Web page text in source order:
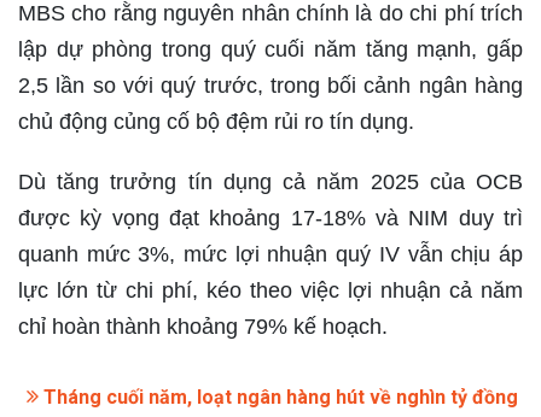
MBS cho rằng nguyên nhân chính là do chi phí trích
lập dự phòng trong quý cuối năm tăng mạnh, gấp
2,5 lần so với quý trước, trong bối cảnh ngân hàng
chủ động củng cố bộ đệm rủi ro tín dụng.
Dù tăng trưởng tín dụng cả năm 2025 của OCB
được kỳ vọng đạt khoảng 17-18% và NIM duy trì
quanh mức 3%, mức lợi nhuận quý IV vẫn chịu áp
lực lớn từ chi phí, kéo theo việc lợi nhuận cả năm
chỉ hoàn thành khoảng 79% kế hoạch.
Tháng cuối năm, loạt ngân hàng hút về nghìn tỷ đồng